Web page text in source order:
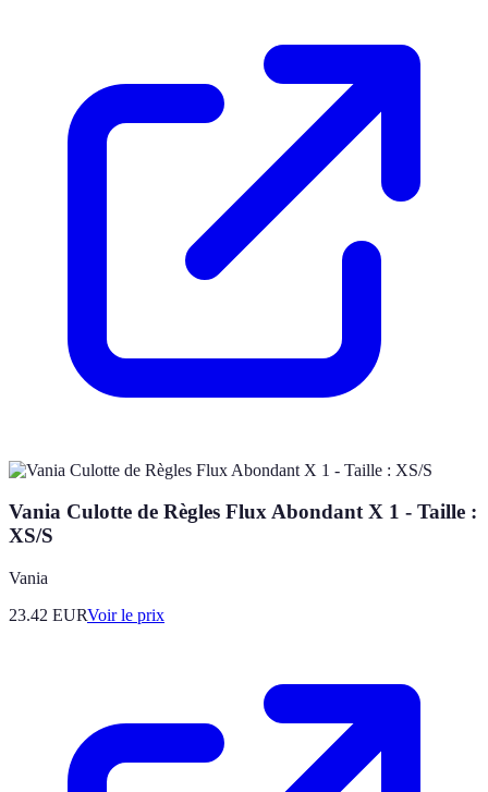
Vania Culotte de Règles Flux Abondant X 1 - Taille :
XS/S
Vania
23.42 EURVoir le prix